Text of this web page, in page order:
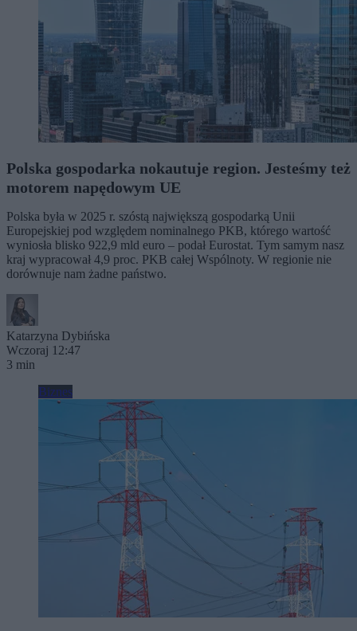
Polska gospodarka nokautuje region. Jesteśmy też
motorem napędowym UE
Polska była w 2025 r. szóstą największą gospodarką Unii
Europejskiej pod względem nominalnego PKB, którego wartość
wyniosła blisko 922,9 mld euro – podał Eurostat. Tym samym nasz
kraj wypracował 4,9 proc. PKB całej Wspólnoty. W regionie nie
dorównuje nam żadne państwo.
Katarzyna Dybińska
Wczoraj 12:47
3 min
Biznes